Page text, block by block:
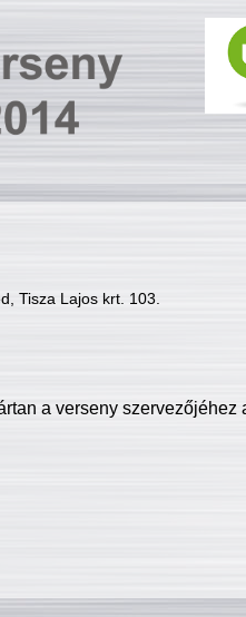
Tisza Lajos krt. 103.
a verseny szervezőjéhez